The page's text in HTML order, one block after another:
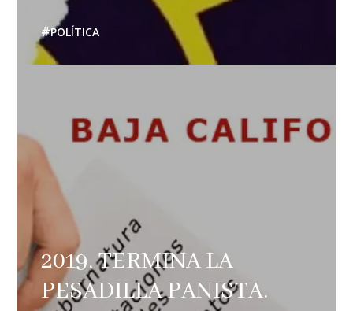
POLÍTICA
2019, TERMINA LA
PESADILLA PANISTA.